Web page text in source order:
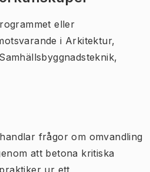
eller
i Arkitektur,
frågor om omvandling
att betona kritiska
ur ett